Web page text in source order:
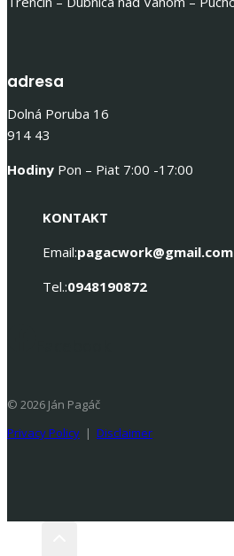
adresa
Dolná Poruba 16
914 43
Hodiny Pon – Piat 7:00 -17:00
KONTAKT
Email:pagacwork@gmail.com
Tel.:0948190872
© 2026 Ján Pagáč
Privacy Policy | Disclaimer